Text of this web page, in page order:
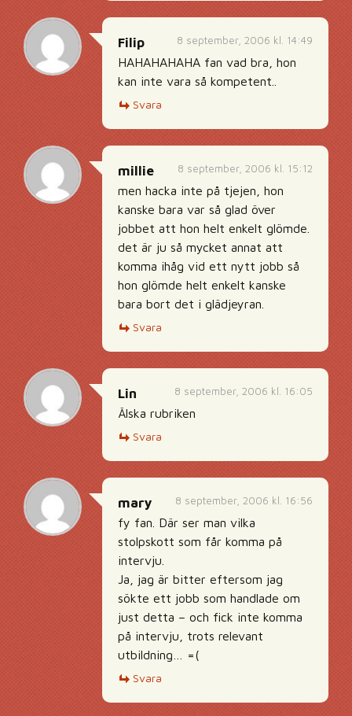
8 september, 2006 kl. 14:49
Filip
HAHAHAHAHA fan vad bra, hon
kan inte vara så kompetent..
Svara
8 september, 2006 kl. 15:12
millie
men hacka inte på tjejen, hon
kanske bara var så glad över
jobbet att hon helt enkelt glömde.
det är ju så mycket annat att
komma ihåg vid ett nytt jobb så
hon glömde helt enkelt kanske
bara bort det i glädjeyran.
Svara
8 september, 2006 kl. 16:05
Lin
Älska rubriken
Svara
8 september, 2006 kl. 16:56
mary
fy fan. Där ser man vilka
stolpskott som får komma på
intervju.
Ja, jag är bitter eftersom jag
sökte ett jobb som handlade om
just detta – och fick inte komma
på intervju, trots relevant
utbildning… =(
Svara